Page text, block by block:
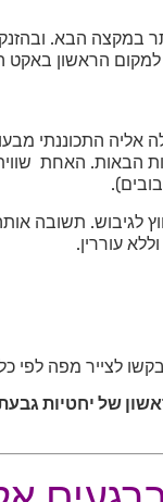
ואעפיל ליותר במקצה
הראשון באקט
אליה התכוננתי
הבאות. האחת
לגיבוש. תשובה
עוררין.
לצייר מפה לפי
של יחטיות